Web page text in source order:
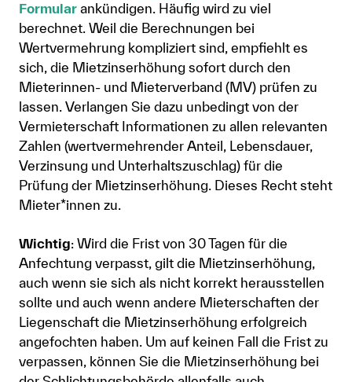
Formular ankündigen. Häufig wird zu viel
berechnet. Weil die Berechnungen bei
Wertvermehrung kompliziert sind, empfiehlt es
sich, die Mietzinserhöhung sofort durch den
Mieterinnen- und Mieterverband (MV) prüfen zu
lassen. Verlangen Sie dazu unbedingt von der
Vermieterschaft Informationen zu allen relevanten
Zahlen (wertvermehrender Anteil, Lebensdauer,
Verzinsung und Unterhaltszuschlag) für die
Prüfung der Mietzinserhöhung. Dieses Recht steht
Mieter*innen zu.
Wichtig: Wird die Frist von 30 Tagen für die
Anfechtung verpasst, gilt die Mietzinserhöhung,
auch wenn sie sich als nicht korrekt herausstellen
sollte und auch wenn andere Mieterschaften der
Liegenschaft die Mietzinserhöhung erfolgreich
angefochten haben. Um auf keinen Fall die Frist zu
verpassen, können Sie die Mietzinserhöhung bei